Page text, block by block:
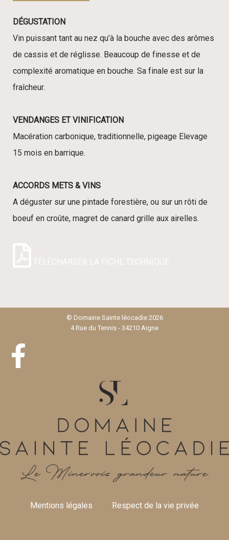
DÉGUSTATION
Vin puissant tant au nez qu’à la bouche avec des arômes
de cassis et de réglisse. Beaucoup de finesse et de
complexité aromatique en bouche. Sa finale est sur la
fraîcheur.
VENDANGES ET VINIFICATION
Macération carbonique, traditionnelle, pigeage Elevage
15 mois en barrique.
ACCORDS METS & VINS
A déguster sur une pintade forestière, ou sur un rôti de
boeuf en croûte, magret de canard grille aux airelles.
TÉLÉCHARGER LA FICHE TECHNIQUE
© Domaine Sainte léocadie 2026
4 Rue du Tennis - 34210 Aigne
Mentions légales Respect de la vie privée